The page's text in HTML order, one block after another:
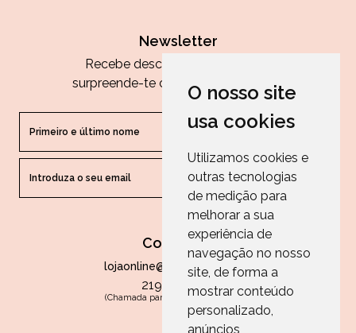
O nosso site
usa cookies
Utilizamos cookies e
outras tecnologias
de medição para
melhorar a sua
experiência de
navegação no nosso
site, de forma a
mostrar conteúdo
personalizado,
anúncios
Newsletter
Recebe descontos exclusivos e
surpreende-te com as nossas dicas.
ENVIAR
Contactos
lojaonline@paperandarts.pt
219 862 836
(Chamada para a rede fixa nacional)
Loja